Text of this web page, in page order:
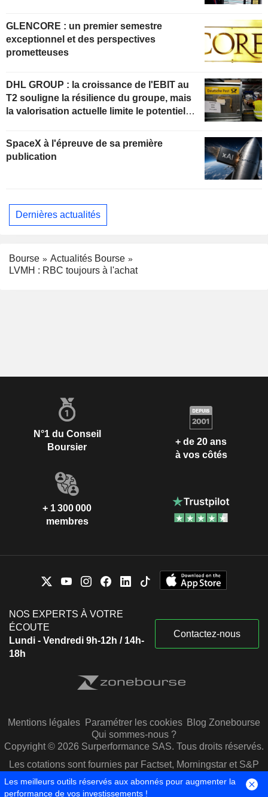
GLENCORE : un premier semestre
exceptionnel et des perspectives
prometteuses
DHL GROUP : la croissance de l'EBIT au
T2 souligne la résilience du groupe, mais
la valorisation actuelle limite le potentiel
SpaceX à l'épreuve de sa première
publication
Dernières actualités
Bourse
Actualités Bourse
LVMH : RBC toujours à l'achat
N°1 du Conseil
Boursier
+ de 20 ans
à vos côtés
+ 1 300 000
membres
NOS EXPERTS À VOTRE
ÉCOUTE
Lundi - Vendredi 9h-12h / 14h-
18h
Contactez-nous
Mentions légales Paramétrer les cookies Blog Zonebourse
Qui sommes-nous ?
Copyright © 2026 Surperformance SAS. Tous droits réservés.
Les cotations sont fournies par Factset, Morningstar et S&P
Capital IQ
Les meilleurs outils réservés aux abonnés pour augmenter la
performance de vos investissements !